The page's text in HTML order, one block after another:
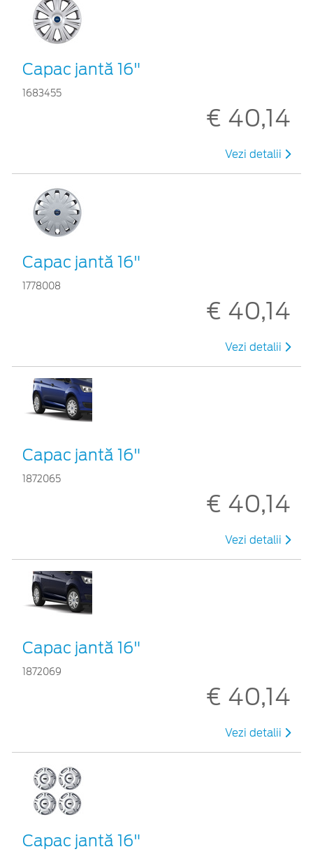
Capac jantă 16"
1683455
€ 40,14
Vezi detalii
Capac jantă 16"
1778008
€ 40,14
Vezi detalii
Capac jantă 16"
1872065
€ 40,14
Vezi detalii
Capac jantă 16"
1872069
€ 40,14
Vezi detalii
Capac jantă 16"